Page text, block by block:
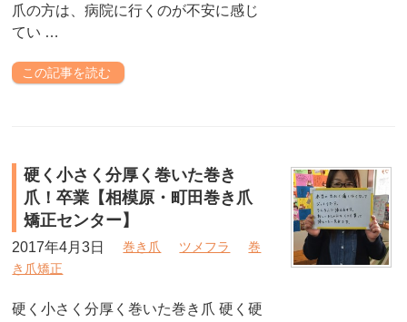
爪の方は、病院に行くのが不安に感じ
てい …
この記事を読む
硬く小さく分厚く巻いた巻き
爪！卒業【相模原・町田巻き爪
矯正センター】
2017年4月3日 巻き爪 ツメフラ
巻
き爪矯正
硬く小さく分厚く巻いた巻き爪 硬く硬